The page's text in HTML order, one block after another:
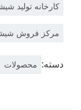
کارخانه تولید
مرکز فروش
دسته: محصولات